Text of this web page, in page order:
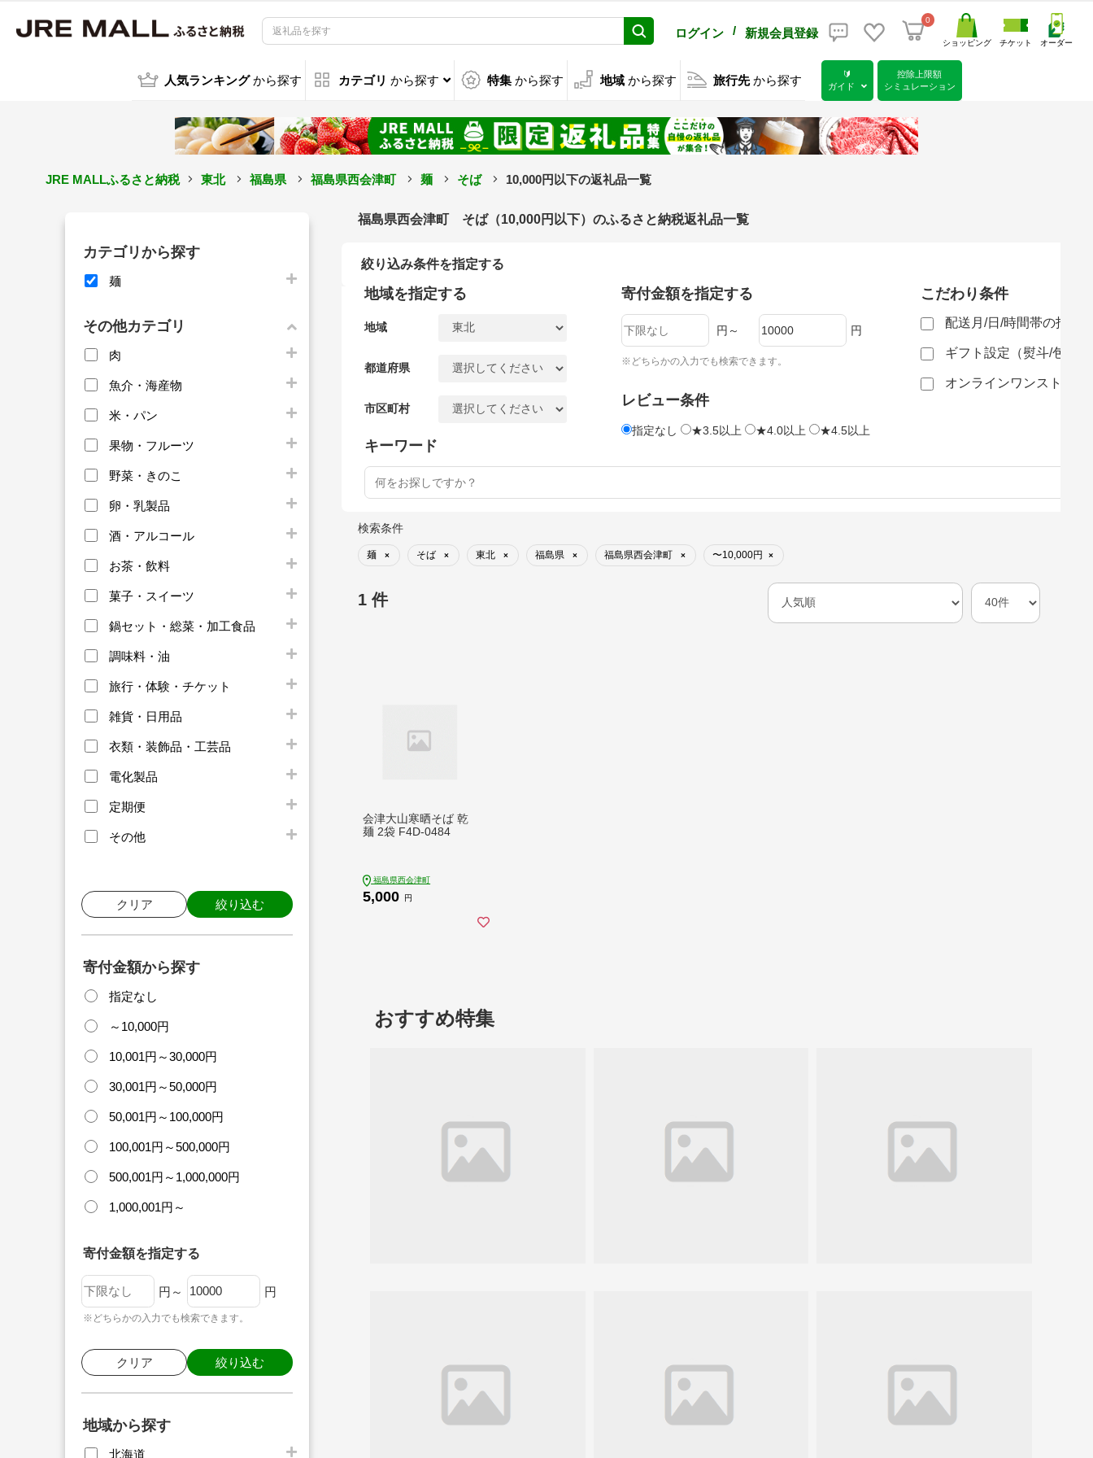
ログイン / 新規会員登録
0
ショッピング チケット オーダー
人気ランキング から探す カテゴリ から探す 特集 から探す 地域 から探す 旅行先 から探す
🔰
ガイド
控除上限額
シミュレーション
JRE MALLふるさと納税 東北 福島県 福島県西会津町 麺 そば 10,000円以下の返礼品一覧
カテゴリから探す
麺
その他カテゴリ
肉
魚介・海産物
米・パン
果物・フルーツ
野菜・きのこ
卵・乳製品
酒・アルコール
お茶・飲料
菓子・スイーツ
鍋セット・総菜・加工食品
調味料・油
旅行・体験・チケット
雑貨・日用品
衣類・装飾品・工芸品
電化製品
定期便
その他
クリア 絞り込む
寄付金額から探す
指定なし
～10,000円
10,001円～30,000円
30,001円～50,000円
50,001円～100,000円
100,001円～500,000円
500,001円～1,000,000円
1,000,001円～
寄付金額を指定する
円～ 円
※どちらかの入力でも検索できます。
クリア 絞り込む
地域から探す
北海道
福島県西会津町 そば（10,000円以下）のふるさと納税返礼品一覧
絞り込み条件を指定する
地域を指定する
地域
都道府県
市区町村
寄付金額を指定する
円～ 円
※どちらかの入力でも検索できます。
レビュー条件
指定なし ★3.5以上 ★4.0以上 ★4.5以上
こだわり条件
配送月/日/時間帯の指定
ギフト設定（熨斗/包装
オンラインワンストップ
キーワード
検索条件
麺 × そば × 東北 × 福島県 × 福島県西会津町 × 〜10,000円 ×
1 件
会津大山寒晒そば 乾
麺 2袋 F4D-0484
福島県西会津町
5,000 円
おすすめ特集